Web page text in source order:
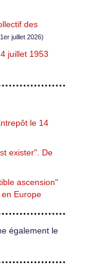
des
juillet 2026)
juillet 1953
le 14
exister". De
ascension"
en Europe
également le